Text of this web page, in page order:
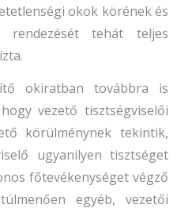
okok körének és
rendezését tehát teljes
okiratban továbbra is
vezető tisztségviselői
körülménynek tekintik,
ugyanilyen tisztséget
főtevékenységet végző
egyéb, vezetői